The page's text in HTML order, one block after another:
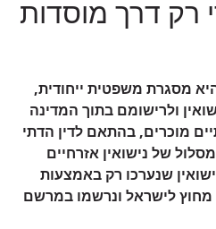
דרך מוסדות
מסגרת משפטית ייחודית,
ולרישומם בתוך המדינה
מוכרים, בהתאם לדין הדתי
של נישואין אזרחיים
שנערכו רק באמצעות
לישראל ונרשמו במרשם